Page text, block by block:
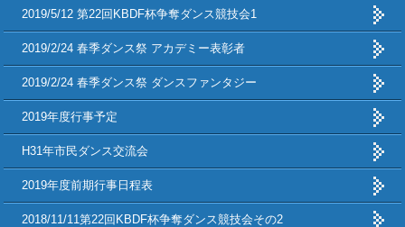
2019/5/12 第22回KBDF杯争奪ダンス競技会1
2019/2/24 春季ダンス祭 アカデミー表彰者
2019/2/24 春季ダンス祭 ダンスファンタジー
2019年度行事予定
H31年市民ダンス交流会
2019年度前期行事日程表
2018/11/11第22回KBDF杯争奪ダンス競技会その2